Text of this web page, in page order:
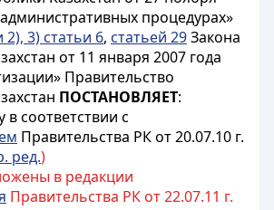
процедурах»
3) статьи 6, статьей 29Закона
от 11 января 2007 года
Правительство
ПОСТАНОВЛЯЕТ:
в соответствии с
Правительства РК от 20.07.10 г.
ред.)
в редакции
Правительства РК от 22.07.11 г.